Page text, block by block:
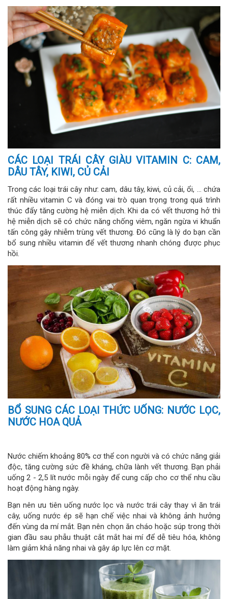
CÁC LOẠI TRÁI CÂY GIÀU VITAMIN C: CAM,
DÂU TÂY, KIWI, CỦ CẢI
Trong các loại trái cây như: cam, dâu tây, kiwi, củ cải, ổi, … chứa
rất nhiều vitamin C và đóng vai trò quan trọng trong quá trình
thúc đẩy tăng cường hệ miễn dịch. Khi da có vết thương hở thì
hệ miễn dịch sẽ có chức năng chống viêm, ngăn ngừa vi khuẩn
tấn công gây nhiễm trùng vết thương. Đó cũng là lý do bạn cần
bổ sung nhiều vitamin để vết thương nhanh chóng được phục
hồi.
BỔ SUNG CÁC LOẠI THỨC UỐNG: NƯỚC LỌC,
NƯỚC HOA QUẢ
Nước chiếm khoảng 80% cơ thể con người và có chức năng giải
độc, tăng cường sức đề kháng, chữa lành vết thương. Bạn phải
uống 2 - 2,5 lít nước mỗi ngày để cung cấp cho cơ thể nhu cầu
hoạt động hàng ngày.
Bạn nên ưu tiên uống nước lọc và nước trái cây thay vì ăn trái
cây, uống nước ép sẽ hạn chế việc nhai và không ảnh hưởng
đến vùng da mí mắt. Bạn nên chọn ăn cháo hoặc súp trong thời
gian đầu sau phẫu thuật cắt mắt hai mí để dễ tiêu hóa, không
làm giảm khả năng nhai và gây áp lực lên cơ mặt.